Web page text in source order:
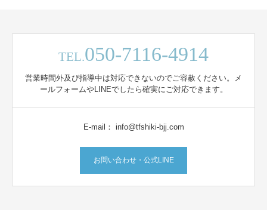
TEL.050-7116-4914
営業時間外及び指導中は対応できないのでご容赦ください。メ
ールフォームやLINEでしたら確実にご対応できます。
E-mail： info@tfshiki-bjj.com
お問い合わせ・公式LINE